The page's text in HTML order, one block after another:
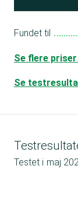
Fundet til
Se flere
Se
Testet i maj